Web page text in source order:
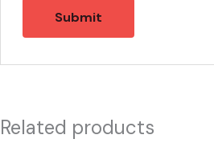
Related products